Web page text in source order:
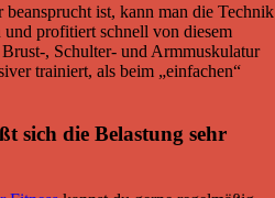
ist, kann man die Technik
profitiert schnell von diesem
, Schulter- und Armmuskulatur
trainiert, als beim „einfachen“
sich die Belastung sehr